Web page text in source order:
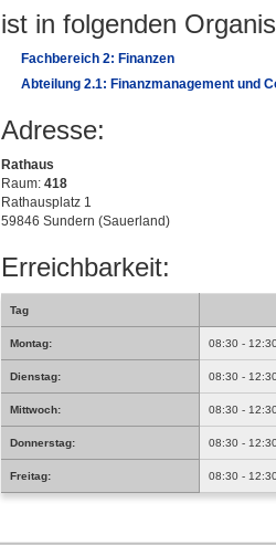
ist in folgenden
Fachbereich 2: Finanzen
Abteilung 2.1: Finanzmanagement und
Adresse:
Rathaus
Raum: 418
Rathausplatz 1
59846 Sundern (Sauerland)
Erreichbarkeit:
Tag
Montag: 08:30 -
Dienstag: 08:30 -
Mittwoch: 08:30 -
Donnerstag: 08:30 -
Freitag: 08:30 -